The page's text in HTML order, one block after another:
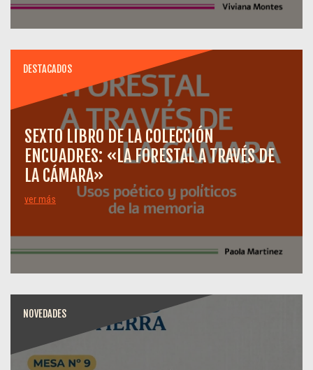
DESTACADOS
SEXTO LIBRO DE LA COLECCIÓN
ENCUADRES: «LA FORESTAL A TRAVÉS DE
LA CÁMARA»
ver más
NOVEDADES